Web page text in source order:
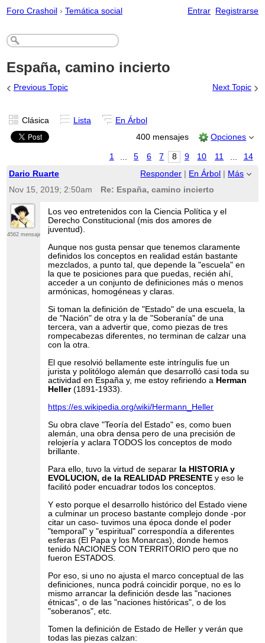
Foro Crashoil › Temática social Entrar Registrarse
España, camino incierto
‹ Previous Topic Next Topic ›
Clásica Lista
En Árbol
400 mensajes
Opciones
1 5 6 7 8 9 10 11
14
Dario Ruarte
Responder En Árbol
Más
Nov 15, 2019; 2:50am
Re: España, camino incierto
4562 mensajes
Los veo entretenidos con la Ciencia Política y el
Derecho Constitucional (mis dos amores de
juventud).
Aunque nos gusta pensar que tenemos claramente
definidos los conceptos en realidad están bastante
mezclados, a punto tal, que depende la "escuela" en
la que te posiciones para que puedas, recién ahí,
acceder a un conjunto de definiciones más o menos
armónicas, homogéneas y claras.
Si toman la definición de "Estado" de una escuela, la
de "Nación" de otra y la de "Soberanía" de una
tercera, van a advertir que, como piezas de tres
rompecabezas diferentes, no terminan de calzar una
con la otra.
El que resolvió bellamente este intríngulis fue un
jurista y politólogo alemán que desarrolló casi toda su
actividad en España y, me estoy refiriendo a Herman
Heller(1891-1933).
https://es.wikipedia.org/wiki/Hermann_Heller
Su obra clave "Teoría del Estado" es, como buen
alemán, una obra densa pero de una precisión de
relojería y aclara TODOS los conceptos de modo
brillante.
Para ello, tuvo la virtud de separar la HISTORIA y
EVOLUCION, de la REALIDAD PRESENTE y eso le
facilitó poder encuadrar todos los conceptos.
Y esto porque el desarrollo histórico del Estado viene
a culminar un proceso bastante complejo donde -por
citar un caso- tuvimos una época donde el poder
"temporal" y "espiritual" correspondía a diferentes
esferas (El Papa y los Monarcas), donde hemos
tenido NACIONES CON TERRITORIO pero que no
fueron ESTADOS.
Por eso, si uno no ajusta el marco conceptual de las
definiciones, nunca podrá coincidir porque, no es lo
mismo arrancar la definición desde las "naciones
étnicas", o de las "naciones históricas", o de los
"soberanos", etc.
Tomen la definición de Estado de Heller y verán que
todas las piezas calzan: